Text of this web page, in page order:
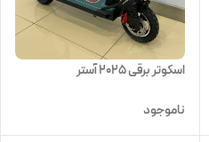
اسکوتر برقی 2025 آستر
ناموجود